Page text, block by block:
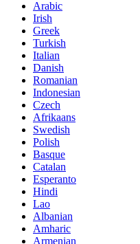
Arabic
Irish
Greek
Turkish
Italian
Danish
Romanian
Indonesian
Czech
Afrikaans
Swedish
Polish
Basque
Catalan
Esperanto
Hindi
Lao
Albanian
Amharic
Armenian